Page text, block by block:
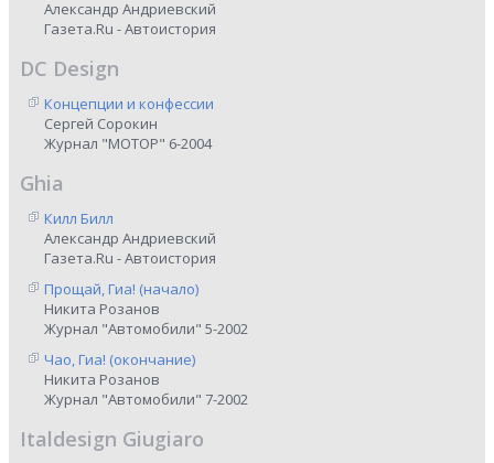
Александр Андриевский
Газета.Ru - Автоистория
DC Design
Концепции и конфессии
Сергей Сорокин
Журнал "МОТОР" 6-2004
Ghia
Килл Билл
Александр Андриевский
Газета.Ru - Автоистория
Прощай, Гиа! (начало)
Никита Розанов
Журнал "Автомобили" 5-2002
Чао, Гиа! (окончание)
Никита Розанов
Журнал "Автомобили" 7-2002
Italdesign Giugiaro